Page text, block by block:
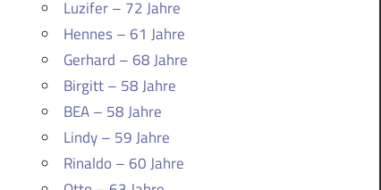
Luzifer – 72 Jahre
Hennes – 61 Jahre
Gerhard – 68 Jahre
Birgitt – 58 Jahre
BEA – 58 Jahre
Lindy – 59 Jahre
Rinaldo – 60 Jahre